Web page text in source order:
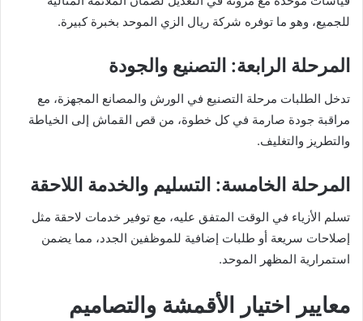
للجميع، وهو ما توفره شركة ريال الزي الموحد بخبرة كبيرة.
المرحلة الرابعة: التصنيع والجودة
تدخل الطلبات مرحلة التصنيع في الورش والمصانع المجهزة، مع
مراقبة جودة صارمة في كل خطوة، من قص القماش إلى الخياطة
والتطريز والتغليف.
المرحلة الخامسة: التسليم والخدمة اللاحقة
تسلم الأزياء في الوقت المتفق عليه، مع توفير خدمات لاحقة مثل
إصلاحات سريعة أو طلبات إضافية للموظفين الجدد، مما يضمن
استمرارية المظهر الموحد.
معايير اختيار الأقمشة والتصاميم